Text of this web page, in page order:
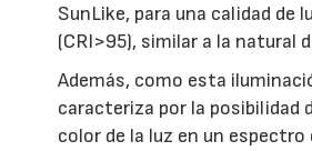
SunLike, para una calidad de
(CRI>95), similar a la natural
Además, como esta
caracteriza por la posibilidad
color de la luz en un